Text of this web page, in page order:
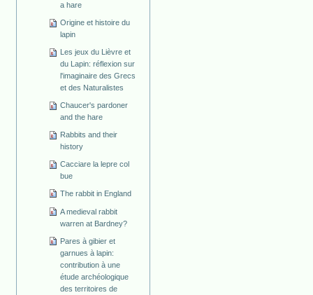
a hare
Origine et histoire du
lapin
Les jeux du Lièvre et
du Lapin: réflexion sur
l'imaginaire des Grecs
et des Naturalistes
Chaucer's pardoner
and the hare
Rabbits and their
history
Cacciare la lepre col
bue
The rabbit in England
A medieval rabbit
warren at Bardney?
Pares à gibier et
garnues à lapin:
contribution à une
étude archéologique
des territoires de